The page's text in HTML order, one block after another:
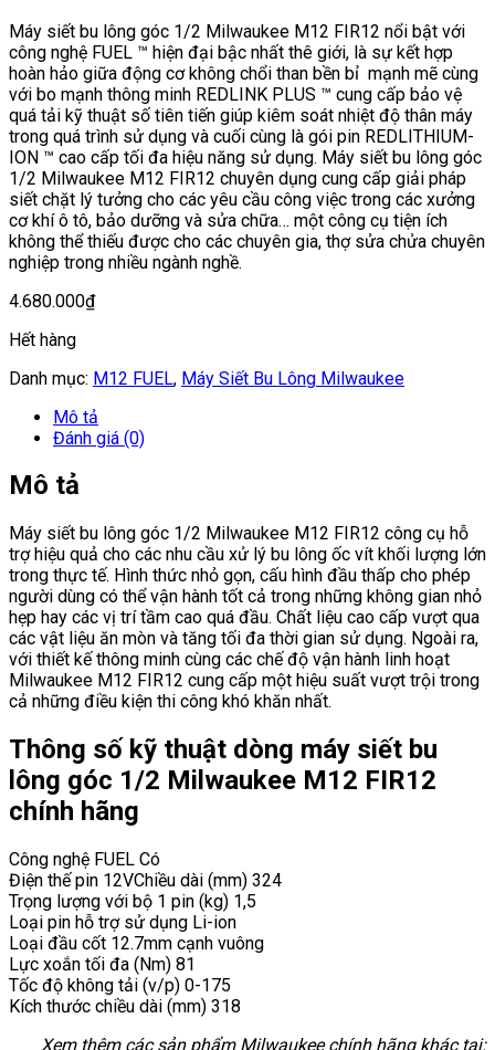
Máy siết bu lông góc 1/2 Milwaukee M12 FIR12 nổi bật với
công nghệ FUEL ™ hiện đại bậc nhất thê giới, là sự kết hợp
hoàn hảo giữa động cơ không chổi than bền bỉ mạnh mẽ cùng
với bo mạnh thông minh REDLINK PLUS ™ cung cấp bảo vệ
quá tải kỹ thuật số tiên tiến giúp kiêm soát nhiệt độ thân máy
trong quá trình sử dụng và cuối cùng là gói pin REDLITHIUM-
ION ™ cao cấp tối đa hiệu năng sử dụng. Máy siết bu lông góc
1/2 Milwaukee M12 FIR12 chuyên dụng cung cấp giải pháp
siết chặt lý tưởng cho các yêu cầu công việc trong các xưởng
cơ khí ô tô, bảo dưỡng và sửa chữa… một công cụ tiện ích
không thể thiếu được cho các chuyên gia, thợ sửa chửa chuyên
nghiệp trong nhiều ngành nghề.
4.680.000₫
Hết hàng
Danh mục: M12 FUEL, Máy Siết Bu Lông Milwaukee
Mô tả
Đánh giá (0)
Mô tả
Máy siết bu lông góc 1/2 Milwaukee M12 FIR12 công cụ hỗ
trợ hiệu quả cho các nhu cầu xử lý bu lông ốc vít khối lượng lớn
trong thực tế. Hình thức nhỏ gọn, cấu hình đầu thấp cho phép
người dùng có thể vận hành tốt cả trong những không gian nhỏ
hẹp hay các vị trí tầm cao quá đầu. Chất liệu cao cấp vượt qua
các vật liệu ăn mòn và tăng tối đa thời gian sử dụng. Ngoài ra,
với thiết kế thông minh cùng các chế độ vận hành linh hoạt
Milwaukee M12 FIR12 cung cấp một hiệu suất vượt trội trong
cả những điều kiện thi công khó khăn nhất.
Thông số kỹ thuật dòng máy siết bu
lông góc 1/2 Milwaukee M12 FIR12
chính hãng
Công nghệ FUEL Có
Điện thế pin 12VChiều dài (mm) 324
Trọng lượng với bộ 1 pin (kg) 1,5
Loại pin hỗ trợ sử dụng Li-ion
Loại đầu cốt 12.7mm cạnh vuông
Lực xoắn tối đa (Nm) 81
Tốc độ không tải (v/p) 0-175
Kích thước chiều dài (mm) 318
Xem thêm các sản phẩm Milwaukee chính hãng khác tại: